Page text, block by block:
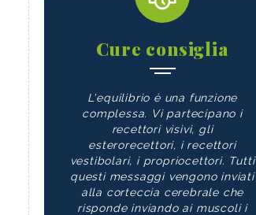
Cure consiglia
L'equilibrio è una funzione
complessa. Vi partecipano i
recettori visivi, gli
esterorecettori, i recettori
vestibolari, i propriocettori. Tutti
questi messaggi vengono inviati
alla corteccia cerebrale che
risponde inviando ai muscoli i